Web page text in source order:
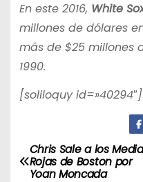
En este 2016, White
millones de dólares
más de $25 millones
1990.
[soliloquy id=»40294″]
NChris Sale a los
Rojas de Boston por
Yoan Moncada